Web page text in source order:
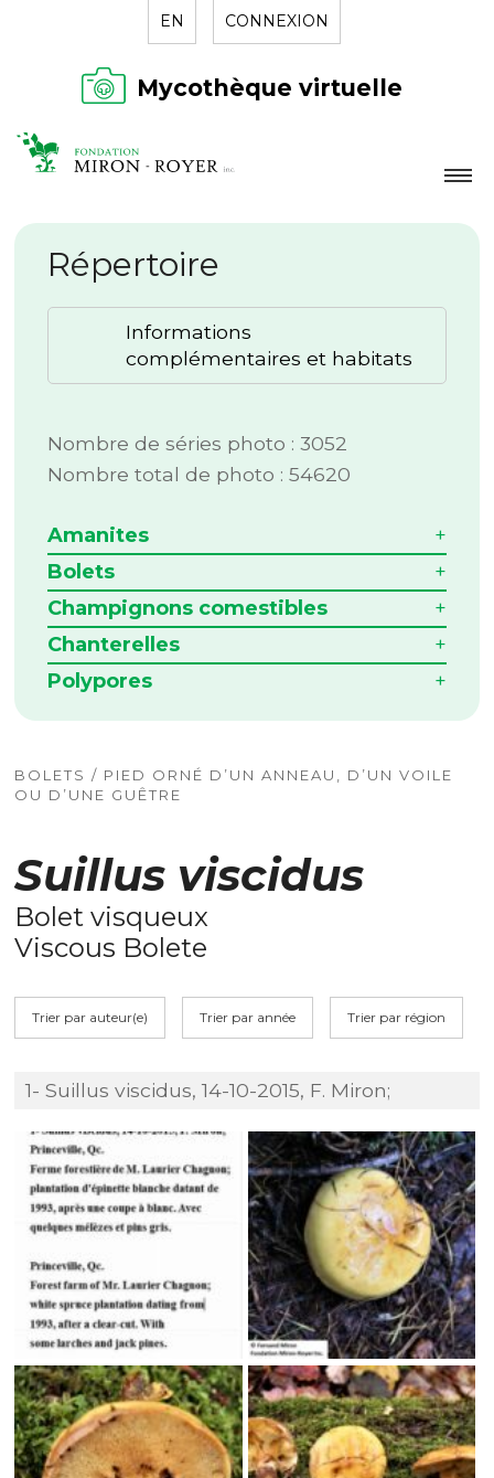
EN CONNEXION
Mycothèque virtuelle
LA FONDATION
NOUVELLES
RÉPERTOIRE
Répertoire
Informations
complémentaires et habitats
Nombre de séries photo : 3052
Nombre total de photo : 54620
Amanites
Bolets
Champignons comestibles
Chanterelles
Polypores
BOLETS / PIED ORNÉ D’UN ANNEAU, D’UN VOILE
OU D’UNE GUÊTRE
Suillus viscidus
Bolet visqueux
Viscous Bolete
Trier par auteur(e) Trier par année Trier par région
1- Suillus viscidus, 14-10-2015, F. Miron;